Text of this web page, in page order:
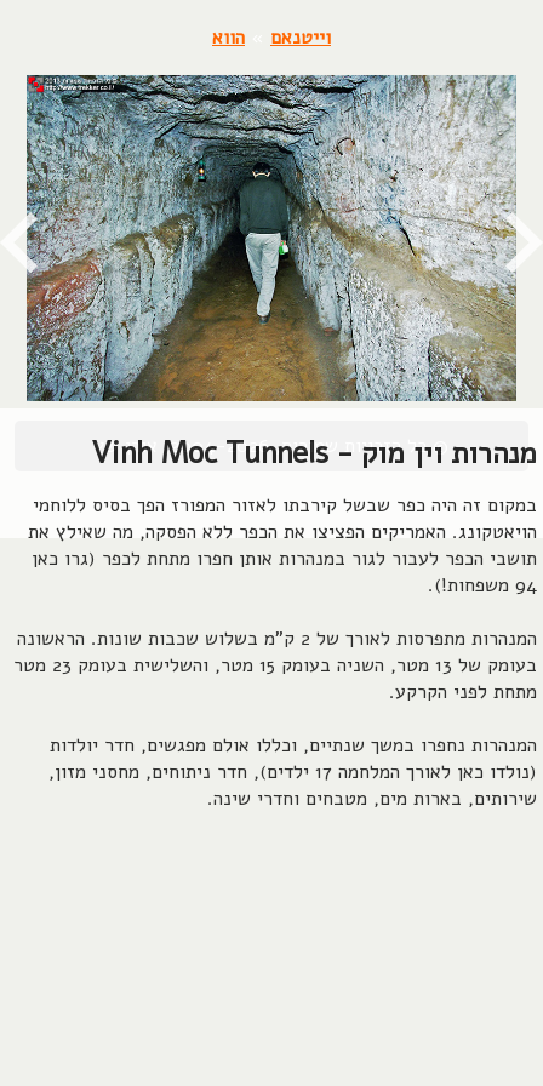
וייטנאם הווא
מנהרות וין מוק - Vinh Moc Tunnels
במקום זה היה כפר שבשל קירבתו לאזור המפורז הפך בסיס ללוחמי
הויאטקונג. האמריקים הפציצו את הכפר ללא הפסקה, מה שאילץ את
תושבי הכפר לעבור לגור במנהרות אותן חפרו מתחת לכפר (גרו כאן
94 משפחות!).
המנהרות מתפרסות לאורך של 2 ק"מ בשלוש שכבות שונות. הראשונה
בעומק של 13 מטר, השניה בעומק 15 מטר, והשלישית בעומק 23 מטר
מתחת לפני הקרקע.
המנהרות נחפרו במשך שנתיים, וכללו אולם מפגשים, חדר יולדות
(נולדו כאן לאורך המלחמה 17 ילדים), חדר ניתוחים, מחסני מזון,
שירותים, בארות מים, מטבחים וחדרי שינה.
© כל הזכויות שמורות, 2004-2026, אורן שץ